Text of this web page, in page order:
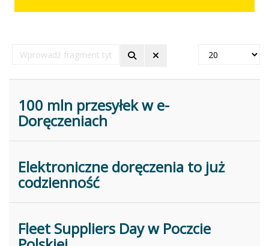
Wprowadź
fragment
Pokaż
100 mln przesyłek w e-
Doręczeniach
Elektroniczne doręczenia to już
codzienność
Fleet Suppliers Day w Poczcie